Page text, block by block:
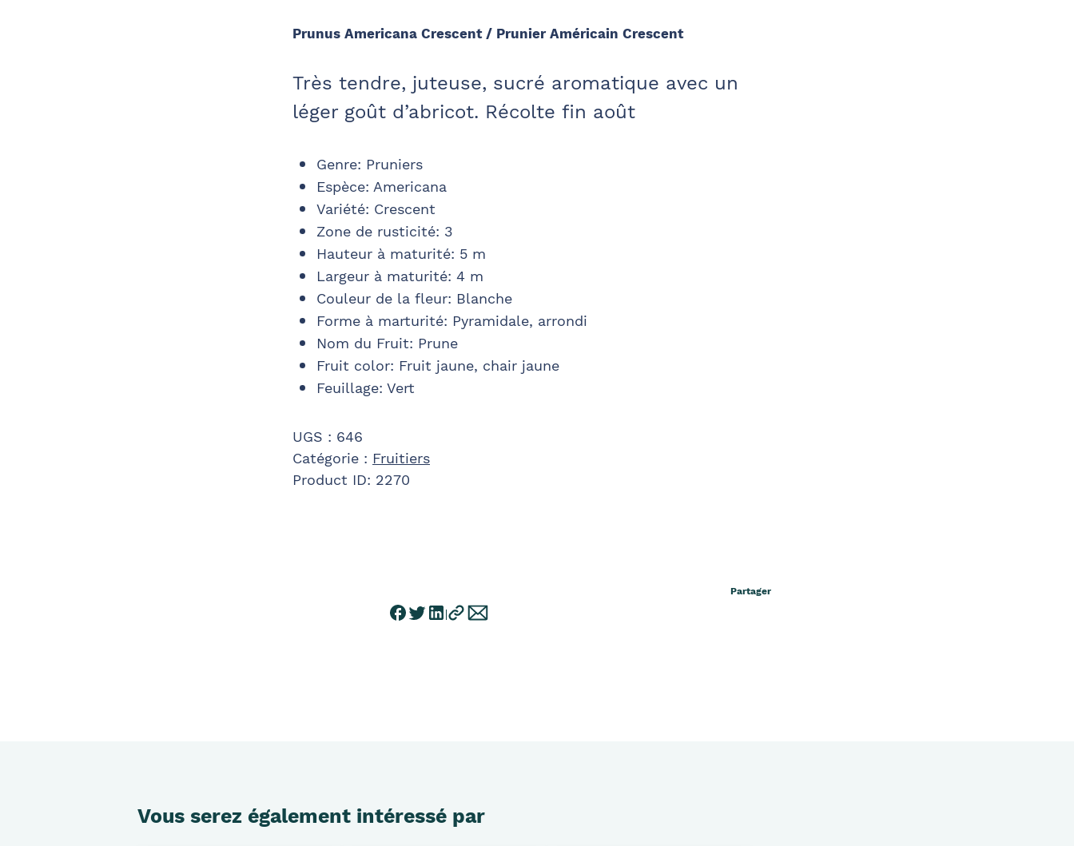
Prunus Americana Crescent / Prunier Américain Crescent
Très tendre, juteuse, sucré aromatique avec un
léger goût d’abricot. Récolte fin août
Genre: Pruniers
Espèce: Americana
Variété: Crescent
Zone de rusticité: 3
Hauteur à maturité: 5 m
Largeur à maturité: 4 m
Couleur de la fleur: Blanche
Forme à marturité: Pyramidale, arrondi
Nom du Fruit: Prune
Fruit color: Fruit jaune, chair jaune
Feuillage: Vert
UGS : 646
Catégorie : Fruitiers
Product ID: 2270
Partager
Vous serez également intéressé par